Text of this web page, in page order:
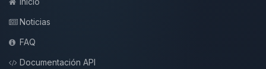
Noticias
FAQ
Documentación API